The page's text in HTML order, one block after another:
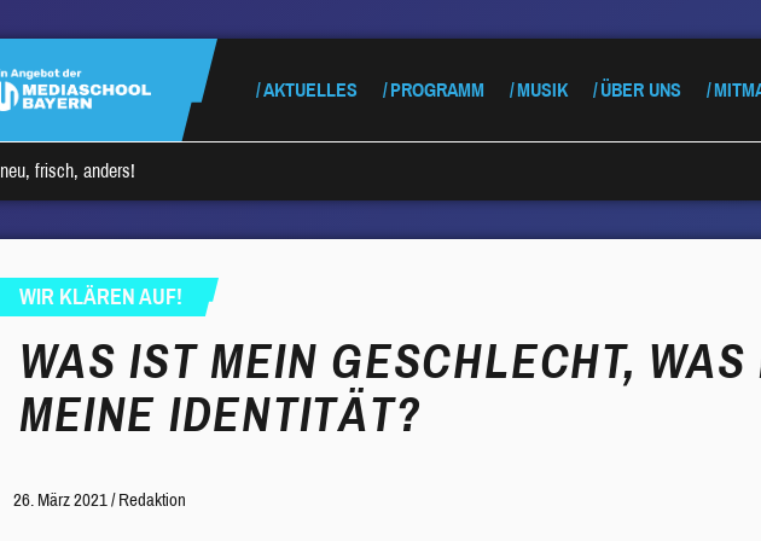
AKTUELLES PROGRAMM MUSIK ÜBER UNS
neu, frisch, anders!
WIR KLÄREN AUF!
WAS IST MEIN GESCHLECHT, WAS
MEINE IDENTITÄT?
26. März 2021 /Redaktion